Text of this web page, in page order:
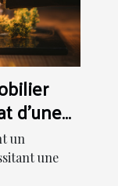
d'une
un
une